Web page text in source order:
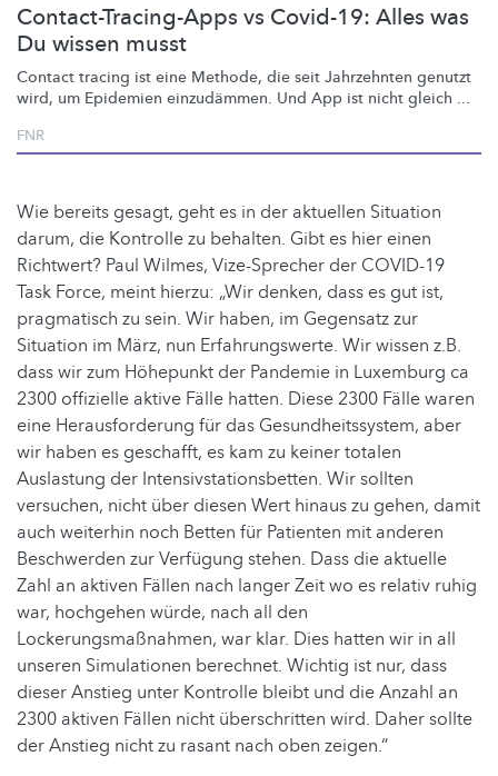
Contact-Tracing-Apps vs Covid-19: Alles was
Du wissen musst
Contact tracing ist eine Methode, die seit Jahrzehnten genutzt
wird, um Epidemien einzudämmen. Und App ist nicht gleich ...
FNR
Wie bereits gesagt, geht es in der aktuellen Situation
darum, die Kontrolle zu behalten. Gibt es hier einen
Richtwert? Paul Wilmes, Vize-Sprecher der COVID-19
Task Force, meint hierzu: „Wir denken, dass es gut ist,
pragmatisch zu sein. Wir haben, im Gegensatz zur
Situation im März, nun Erfahrungswerte. Wir wissen z.B.
dass wir zum Höhepunkt der Pandemie in Luxemburg ca
2300 offizielle aktive Fälle hatten. Diese 2300 Fälle waren
eine Herausforderung für das Gesundheitssystem, aber
wir haben es geschafft, es kam zu keiner totalen
Auslastung der Intensivstationsbetten. Wir sollten
versuchen, nicht über diesen Wert hinaus zu gehen, damit
auch weiterhin noch Betten für Patienten mit anderen
Beschwerden zur Verfügung stehen. Dass die aktuelle
Zahl an aktiven Fällen nach langer Zeit wo es relativ ruhig
war, hochgehen würde, nach all den
Lockerungsmaßnahmen, war klar. Dies hatten wir in all
unseren Simulationen berechnet. Wichtig ist nur, dass
dieser Anstieg unter Kontrolle bleibt und die Anzahl an
2300 aktiven Fällen nicht überschritten wird. Daher sollte
der Anstieg nicht zu rasant nach oben zeigen.“